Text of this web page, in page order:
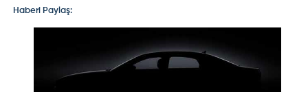
Haberi Paylaş: